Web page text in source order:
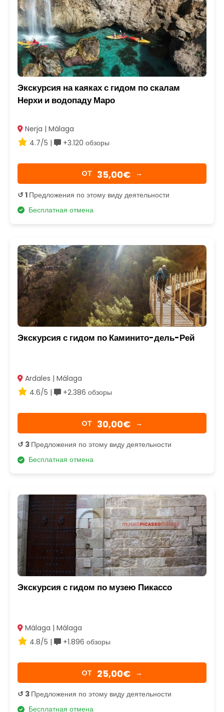
Экскурсия на каяках с гидом по скалам
Нерхи и водопаду Маро
Nerja | Málaga
4.7/5 |
+3.120 обзоры
OТ 35,00€ →
↺ 1 Предложения по этому виду деятельности
Бесплатная отмена
Экскурсия с гидом по Каминито-дель-Рей
Ardales | Málaga
4.6/5 |
+2.386 обзоры
OТ 30,00€ →
↺ 3 Предложения по этому виду деятельности
Бесплатная отмена
Экскурсия с гидом по музею Пикассо
Málaga | Málaga
4.8/5 |
+1.896 обзоры
OТ 25,00€ →
↺ 3 Предложения по этому виду деятельности
Бесплатная отмена